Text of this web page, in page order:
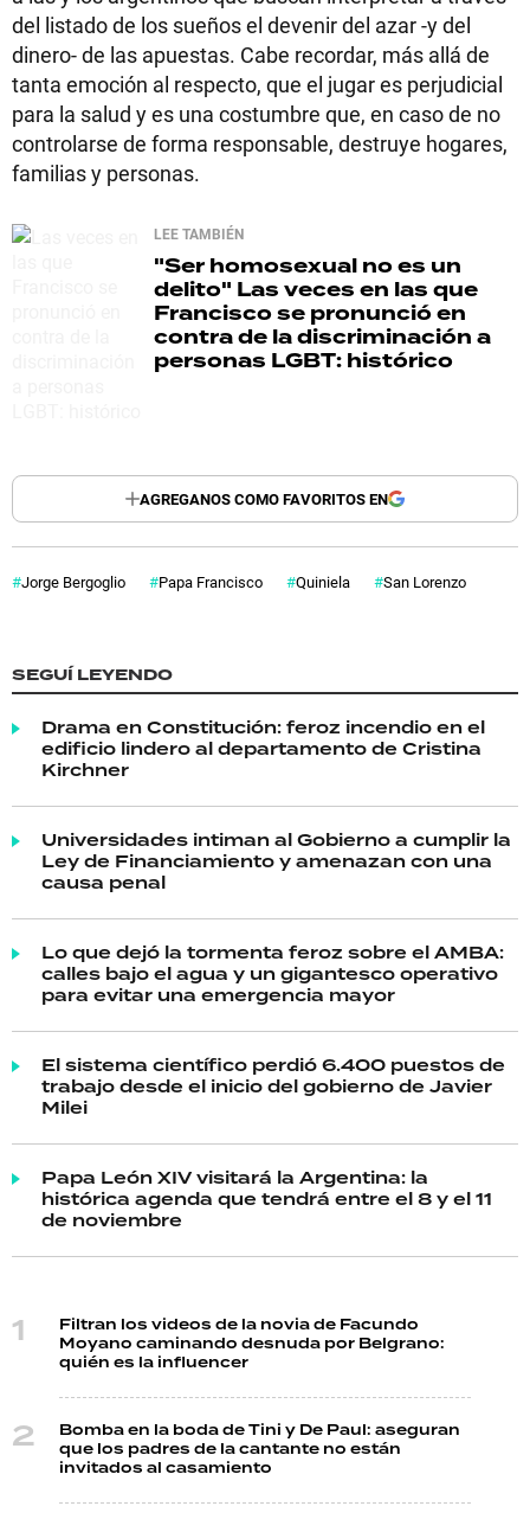
del listado de los sueños el devenir del azar -y del
dinero- de las apuestas. Cabe recordar, más allá de
tanta emoción al respecto, que el jugar es perjudicial
para la salud y es una costumbre que, en caso de no
controlarse de forma responsable, destruye hogares,
familias y personas.
LEE TAMBIÉN
"Ser homosexual no es un
delito" Las veces en las que
Francisco se pronunció en
contra de la discriminación a
personas LGBT: histórico
AGREGANOS COMO FAVORITOS EN
Jorge Bergoglio Papa Francisco Quiniela San Lorenzo
SEGUÍ LEYENDO
Drama en Constitución: feroz incendio en el
edificio lindero al departamento de Cristina
Kirchner
Universidades intiman al Gobierno a cumplir la
Ley de Financiamiento y amenazan con una
causa penal
Lo que dejó la tormenta feroz sobre el AMBA:
calles bajo el agua y un gigantesco operativo
para evitar una emergencia mayor
El sistema científico perdió 6.400 puestos de
trabajo desde el inicio del gobierno de Javier
Milei
Papa León XIV visitará la Argentina: la
histórica agenda que tendrá entre el 8 y el 11
de noviembre
Filtran los videos de la novia de Facundo
Moyano caminando desnuda por Belgrano:
quién es la influencer
Bomba en la boda de Tini y De Paul: aseguran
que los padres de la cantante no están
invitados al casamiento